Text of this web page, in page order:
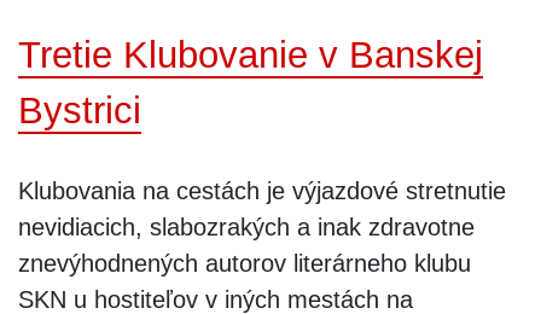
Tretie Klubovanie v Banskej
Bystrici
Klubovania na cestách je výjazdové stretnutie
nevidiacich, slabozrakých a inak zdravotne
znevýhodnených autorov literárneho klubu
SKN u hostiteľov v iných mestách na